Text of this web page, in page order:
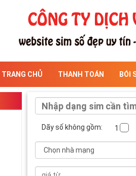
TRANG CHỦ THANH TOÁN BÓI
Dãy số không gồm: 1